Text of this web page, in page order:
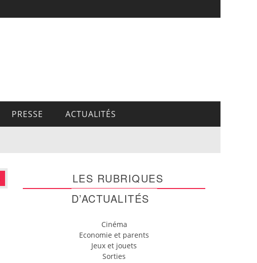
PRESSE ACTUALITÉS
LES RUBRIQUES
D’ACTUALITÉS
Cinéma
Economie et parents
Jeux et jouets
Sorties